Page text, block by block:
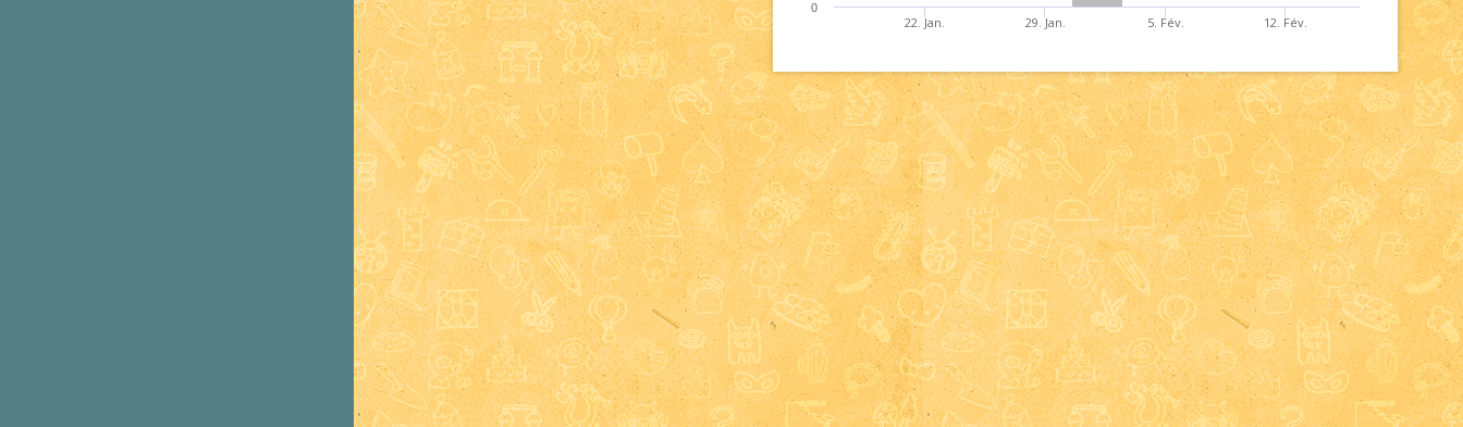
22. Jan. 29. Jan. 5. Fév. 12. Fév.
0